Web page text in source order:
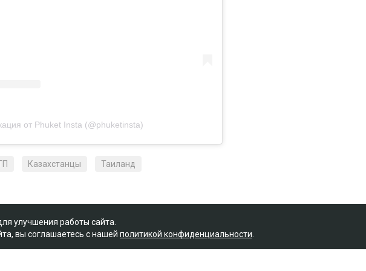
от Phuket Insta (@phuketinsta)
Казахстанцы Таиланд
улучшения работы сайта.
вы соглашаетесь с нашей политикой конфиденциальности